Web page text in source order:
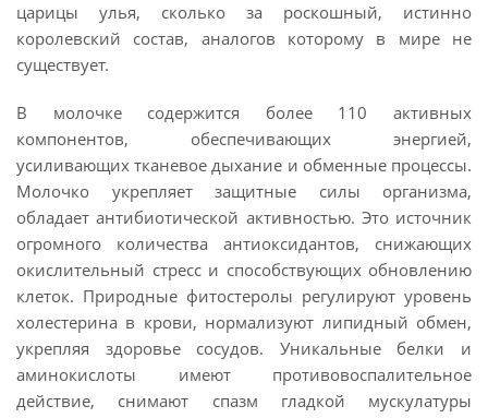
царицы улья, сколько за роскошный, истинно
королевский состав, аналогов которому в мире не
существует.
В молочке содержится более 110 активных
компонентов, обеспечивающих энергией,
усиливающих тканевое дыхание и обменные процессы.
Молочко укрепляет защитные силы организма,
обладает антибиотической активностью. Это источник
огромного количества антиоксидантов, снижающих
окислительный стресс и способствующих обновлению
клеток. Природные фитостеролы регулируют уровень
холестерина в крови, нормализуют липидный обмен,
укрепляя здоровье сосудов. Уникальные белки и
аминокислоты имеют противовоспалительное
действие, снимают спазм гладкой мускулатуры